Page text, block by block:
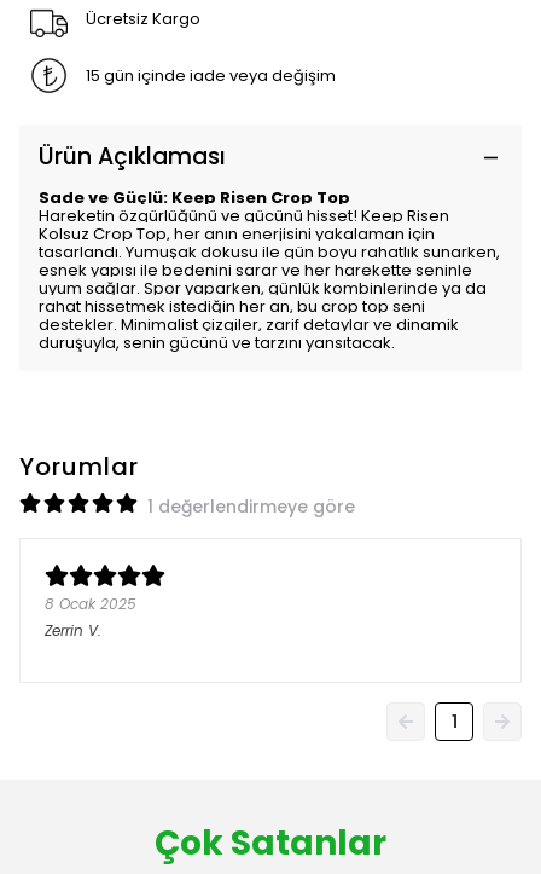
Ücretsiz Kargo
15 gün içinde iade veya değişim
Ürün Açıklaması
Sade ve Güçlü: Keep Risen Crop Top
Hareketin özgürlüğünü ve gücünü hisset! Keep Risen
Kolsuz Crop Top, her anın enerjisini yakalaman için
tasarlandı. Yumuşak dokusu ile gün boyu rahatlık sunarken,
esnek yapısı ile bedenini sarar ve her harekette seninle
uyum sağlar. Spor yaparken, günlük kombinlerinde ya da
rahat hissetmek istediğin her an, bu crop top seni
destekler. Minimalist çizgiler, zarif detaylar ve dinamik
duruşuyla, senin gücünü ve tarzını yansıtacak.
Yorumlar
1 değerlendirmeye göre
8 Ocak 2025
Zerrin V.
1
Çok Satanlar